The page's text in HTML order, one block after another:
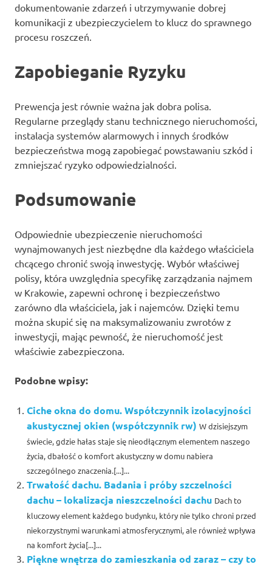
dokumentowanie zdarzeń i utrzymywanie dobrej
komunikacji z ubezpieczycielem to klucz do sprawnego
procesu roszczeń.
Zapobieganie Ryzyku
Prewencja jest równie ważna jak dobra polisa.
Regularne przeglądy stanu technicznego nieruchomości,
instalacja systemów alarmowych i innych środków
bezpieczeństwa mogą zapobiegać powstawaniu szkód i
zmniejszać ryzyko odpowiedzialności.
Podsumowanie
Odpowiednie ubezpieczenie nieruchomości
wynajmowanych jest niezbędne dla każdego właściciela
chcącego chronić swoją inwestycję. Wybór właściwej
polisy, która uwzględnia specyfikę zarządzania najmem
w Krakowie, zapewni ochronę i bezpieczeństwo
zarówno dla właściciela, jak i najemców. Dzięki temu
można skupić się na maksymalizowaniu zwrotów z
inwestycji, mając pewność, że nieruchomość jest
właściwie zabezpieczona.
Podobne wpisy:
Ciche okna do domu. Współczynnik izolacyjności
akustycznej okien (współczynnik rw) W dzisiejszym
świecie, gdzie hałas staje się nieodłącznym elementem naszego
życia, dbałość o komfort akustyczny w domu nabiera
szczególnego znaczenia.[...]...
Trwałość dachu. Badania i próby szczelności
dachu – lokalizacja nieszczelności dachu Dach to
kluczowy element każdego budynku, który nie tylko chroni przed
niekorzystnymi warunkami atmosferycznymi, ale również wpływa
na komfort życia[...]...
Piękne wnętrza do zamieszkania od zaraz – czy to